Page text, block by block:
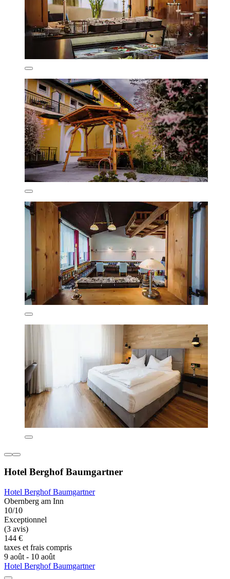
Hotel Berghof Baumgartner
Hotel Berghof Baumgartner
Obernberg am Inn
10/10
Exceptionnel
(3 avis)
144 €
taxes et frais compris
9 août - 10 août
Hotel Berghof Baumgartner